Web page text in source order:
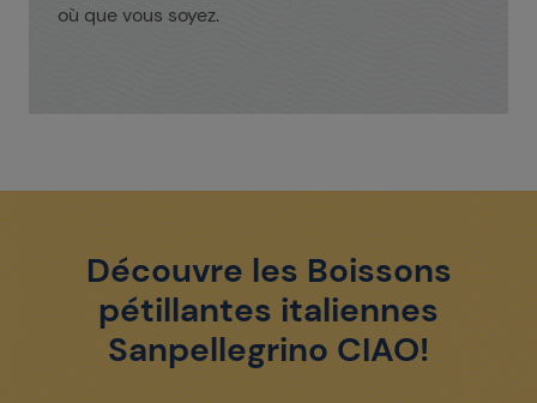
où que vous soyez.
Découvre les Boissons
pétillantes italiennes
Sanpellegrino CIAO!